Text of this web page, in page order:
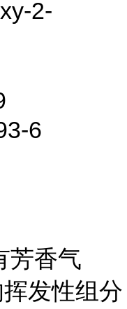
2-
6
芳香气
发性组分